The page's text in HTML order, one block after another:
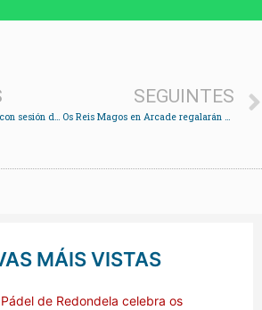
Tanxarina arranca o ano con sesión dobre
SEGUINTES
Os Reis Magos en Arcade regalarán o libro “Os bolechas en Soutomaior”
MÁIS VISTAS
de Redondela celebra os